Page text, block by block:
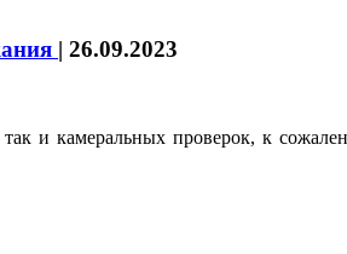
| 26.09.2023
и камеральных проверок, к